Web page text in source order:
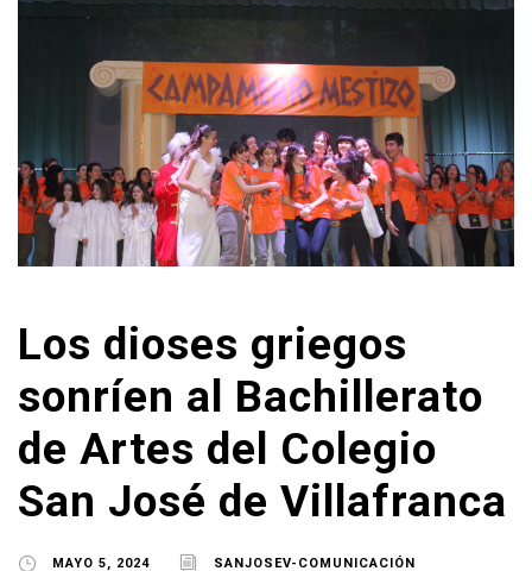
Los dioses griegos
sonríen al Bachillerato
de Artes del Colegio
San José de Villafranca
MAYO 5, 2024 SANJOSEV-COMUNICACIÓN